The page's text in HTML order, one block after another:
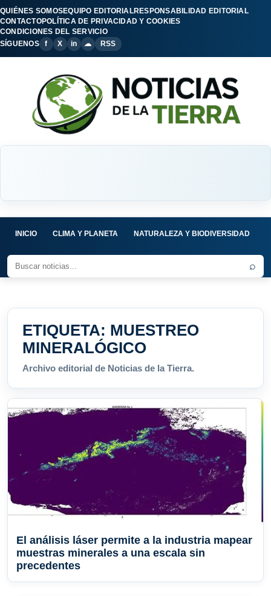
QUIÉNES SOMOSEQUIPO EDITORIALRESPONSABILIDAD EDITORIAL
CONTACTOPOLÍTICA DE PRIVACIDAD Y COOKIES
CONDICIONES DEL SERVICIO
SÍGUENOS
f X in ☁ RSS
INICIO CLIMA Y PLANETA NATURALEZA Y BIODIVERSIDAD
⌕
ETIQUETA: MUESTREO
MINERALÓGICO
Archivo editorial de Noticias de la Tierra.
El análisis láser permite a la industria mapear
muestras minerales a una escala sin
precedentes